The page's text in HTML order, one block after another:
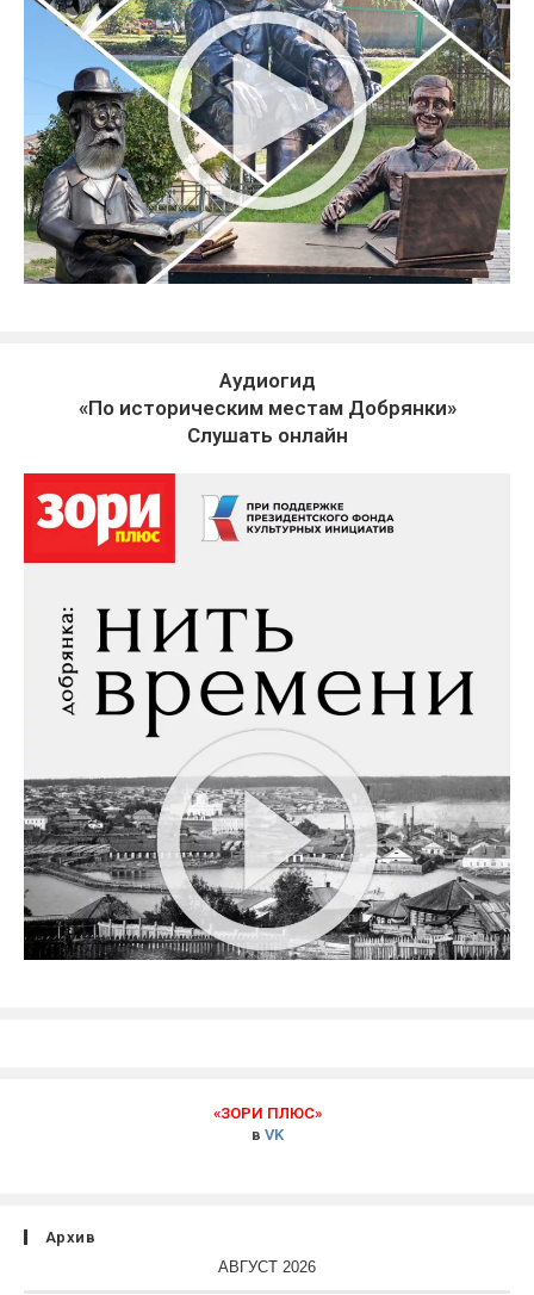
Аудиогид
«По историческим местам Добрянки»
Слушать онлайн
«ЗОРИ ПЛЮС»
в VK
Архив
АВГУСТ 2026